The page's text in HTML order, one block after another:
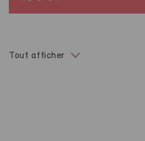
Tout afficher